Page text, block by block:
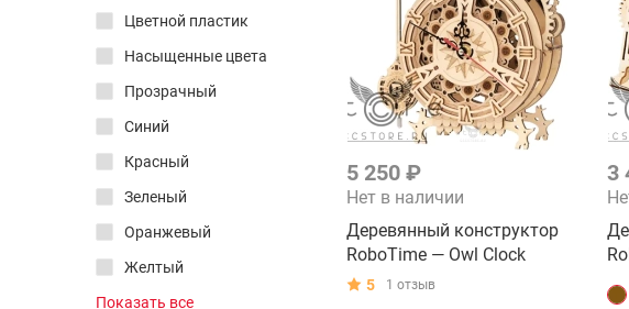
Все товары раздела
Консервированные
наборы для выращивания
Все товары раздела
Мыльные пузыри
Цветной пластик
Насыщенные цвета
Прозрачный
Синий
Красный
Зеленый
Оранжевый
Желтый
Показать все
5 250 ₽
Нет в наличии
Деревянный конструктор
RoboTime — Owl Clock
5 1 отзыв
3